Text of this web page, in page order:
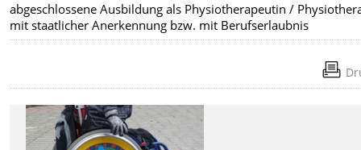
abgeschlossene Ausbildung als Physiotherapeutin /
mit staatlicher Anerkennung bzw. mit Berufserlaubnis